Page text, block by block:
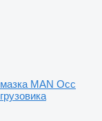
MAN Occ